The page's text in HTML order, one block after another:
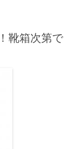
靴箱次第で